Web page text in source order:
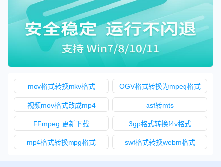
mov格式转换mkv格式 OGV格式转换为mpeg格式
视频mov格式改成mp4 asf转mts
FFmpeg 更新下载 3gp格式转换f4v格式
mp4格式转换mpg格式 swf格式转换webm格式